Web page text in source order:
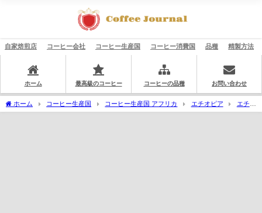
自家焙煎店 コーヒー会社 コーヒー生産国 コーヒー消費国 品種 精製方法
ホーム 最高級のコーヒー コーヒーの品種 お問い合わせ
ホーム コーヒー生産国 コーヒー生産国 アフリカ エチオピア
エチオ
ピア コーヒー生産地域
シダモ